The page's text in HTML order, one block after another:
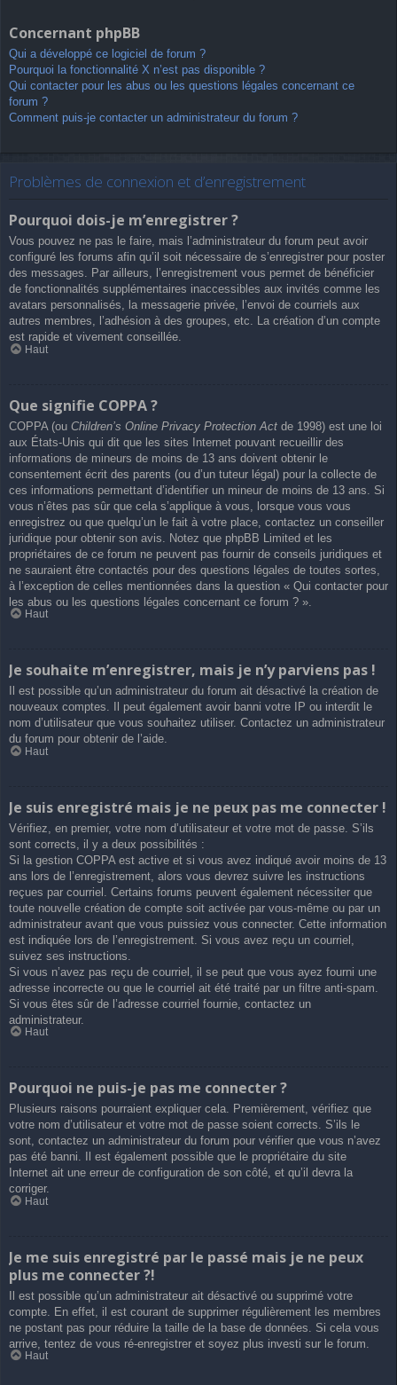
Concernant phpBB
Qui a développé ce logiciel de forum ?
Pourquoi la fonctionnalité X n’est pas disponible ?
Qui contacter pour les abus ou les questions légales concernant ce
forum ?
Comment puis-je contacter un administrateur du forum ?
Problèmes de connexion et d’enregistrement
Pourquoi dois-je m’enregistrer ?
Vous pouvez ne pas le faire, mais l’administrateur du forum peut avoir
configuré les forums afin qu’il soit nécessaire de s’enregistrer pour poster
des messages. Par ailleurs, l’enregistrement vous permet de bénéficier
de fonctionnalités supplémentaires inaccessibles aux invités comme les
avatars personnalisés, la messagerie privée, l’envoi de courriels aux
autres membres, l’adhésion à des groupes, etc. La création d’un compte
est rapide et vivement conseillée.
Haut
Que signifie COPPA ?
COPPA (ou Children’s Online Privacy Protection Act de 1998) est une loi
aux États-Unis qui dit que les sites Internet pouvant recueillir des
informations de mineurs de moins de 13 ans doivent obtenir le
consentement écrit des parents (ou d’un tuteur légal) pour la collecte de
ces informations permettant d’identifier un mineur de moins de 13 ans. Si
vous n’êtes pas sûr que cela s’applique à vous, lorsque vous vous
enregistrez ou que quelqu’un le fait à votre place, contactez un conseiller
juridique pour obtenir son avis. Notez que phpBB Limited et les
propriétaires de ce forum ne peuvent pas fournir de conseils juridiques et
ne sauraient être contactés pour des questions légales de toutes sortes,
à l’exception de celles mentionnées dans la question « Qui contacter pour
les abus ou les questions légales concernant ce forum ? ».
Haut
Je souhaite m’enregistrer, mais je n’y parviens pas !
Il est possible qu’un administrateur du forum ait désactivé la création de
nouveaux comptes. Il peut également avoir banni votre IP ou interdit le
nom d’utilisateur que vous souhaitez utiliser. Contactez un administrateur
du forum pour obtenir de l’aide.
Haut
Je suis enregistré mais je ne peux pas me connecter !
Vérifiez, en premier, votre nom d’utilisateur et votre mot de passe. S’ils
sont corrects, il y a deux possibilités :
Si la gestion COPPA est active et si vous avez indiqué avoir moins de 13
ans lors de l’enregistrement, alors vous devrez suivre les instructions
reçues par courriel. Certains forums peuvent également nécessiter que
toute nouvelle création de compte soit activée par vous-même ou par un
administrateur avant que vous puissiez vous connecter. Cette information
est indiquée lors de l’enregistrement. Si vous avez reçu un courriel,
suivez ses instructions.
Si vous n’avez pas reçu de courriel, il se peut que vous ayez fourni une
adresse incorrecte ou que le courriel ait été traité par un filtre anti-spam.
Si vous êtes sûr de l’adresse courriel fournie, contactez un
administrateur.
Haut
Pourquoi ne puis-je pas me connecter ?
Plusieurs raisons pourraient expliquer cela. Premièrement, vérifiez que
votre nom d’utilisateur et votre mot de passe soient corrects. S’ils le
sont, contactez un administrateur du forum pour vérifier que vous n’avez
pas été banni. Il est également possible que le propriétaire du site
Internet ait une erreur de configuration de son côté, et qu’il devra la
corriger.
Haut
Je me suis enregistré par le passé mais je ne peux
plus me connecter ?!
Il est possible qu’un administrateur ait désactivé ou supprimé votre
compte. En effet, il est courant de supprimer régulièrement les membres
ne postant pas pour réduire la taille de la base de données. Si cela vous
arrive, tentez de vous ré-enregistrer et soyez plus investi sur le forum.
Haut